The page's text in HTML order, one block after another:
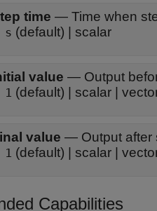
time — Time when
s (default) | scalar
value — Output
1 (default) | scalar |
value — Output after
1 (default) | scalar |
Capabilities